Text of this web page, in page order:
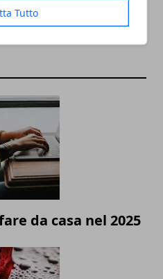
Tutto
da casa nel 2025